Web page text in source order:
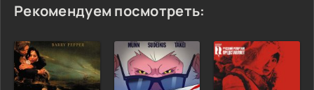
Рекомендуем посмотреть: